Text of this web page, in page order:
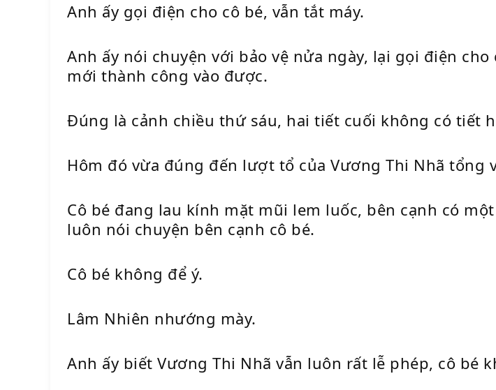
Anh ấy gọi điện cho cô bé, vẫn tắt máy.
Anh ấy nói chuyện với bảo vệ nửa ngày, lại gọi điện
mới thành công vào được.
Đúng là cảnh chiều thứ sáu, hai tiết cuối không có tiết
Hôm đó vừa đúng đến lượt tổ của Vương Thi Nhã tổng
Cô bé đang lau kính mặt mũi lem luốc, bên cạnh có
luôn nói chuyện bên cạnh cô bé.
Cô bé không để ý.
Lâm Nhiên nhướng mày.
Anh ấy biết Vương Thi Nhã vẫn luôn rất lễ phép, cô bé